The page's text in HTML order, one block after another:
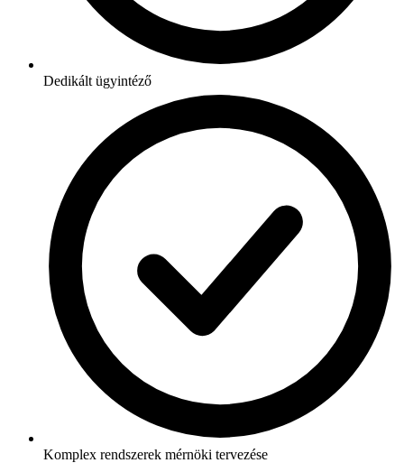
Dedikált ügyintéző
Komplex rendszerek mérnöki tervezése